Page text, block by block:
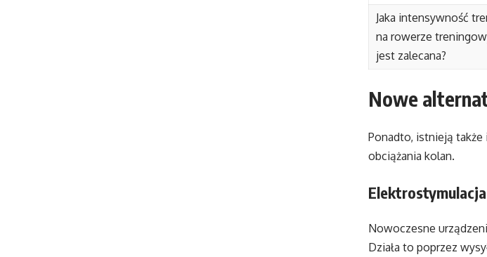
Jaka intensywność
na rowerze
jest zalecana?
Nowe
Ponadto, istnieją
obciążania kolan.
Nowoczesne
Działa to poprzez